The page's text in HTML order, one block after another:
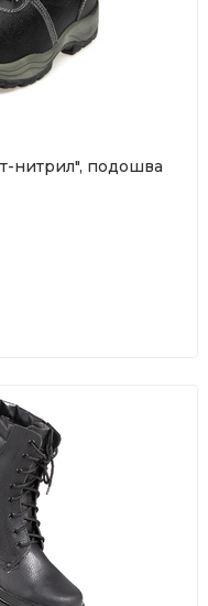
нитрил", подошва